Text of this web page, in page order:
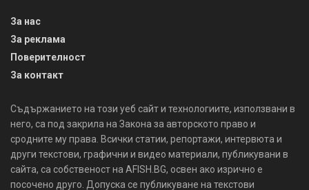
За нас
За реклама
Поверителност
За контакт
Съдържанието на този уеб сайт и технологиите, използвани в
него, са под закрила на Закона за авторското право и
сродните му права. Всички статии, репортажи, интервюта и
други текстови, графични и видео материали, публикувани в
сайта, са собственост на AFISH.BG, освен ако изрично е
посочено друго. Допуска се публикуване на текстови